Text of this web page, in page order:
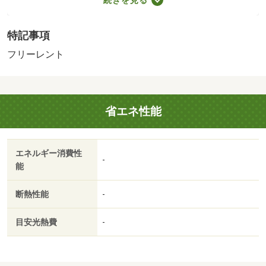
リ。浴室乾燥機付きの物件なので、外に干したくない日で
ッと乾きます。自宅でパソコンを使う方には、初めからイ
ンターネットの設置されたお部屋が便利です。浴室乾燥機
いアパートでイチオシの物件です。調べ物も買い物もパソ
コン一台で。インターネット有り物件で試してみて下さ
い。電気コンロをご利用いただけます。当社は高松市に密
着しており、多種多様な賃貸住宅情報をお取り扱いしてお
ります。ご希望の条件がございましたら、当社へお問い合
わせ下さい。・賃貸保証等：加入要（保証会社の利用 利
０円～・フリーレントあり：１ヶ月/室内清掃費用 52250
特記事項
フリーレント
省エネ性能
エネルギー消費性
能
-
断熱性能 -
目安光熱費 -